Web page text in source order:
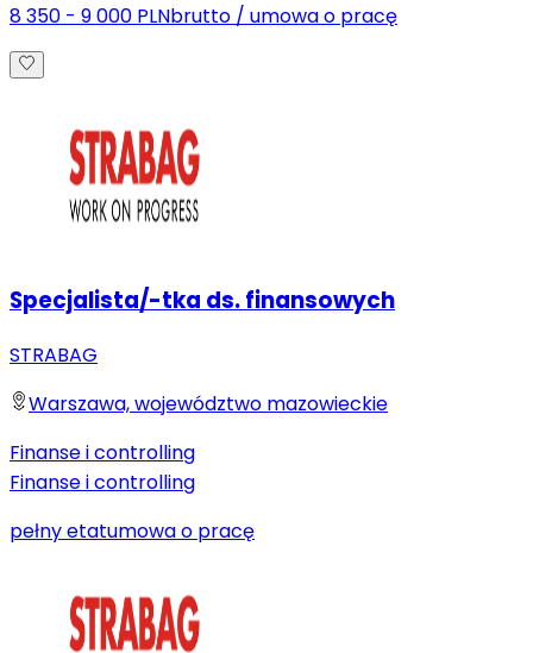
8 350 - 9 000 PLNbrutto / umowa o pracę
Specjalista/-tka ds. finansowych
STRABAG
Warszawa, województwo mazowieckie
Finanse i controlling
Finanse i controlling
pełny etatumowa o pracę